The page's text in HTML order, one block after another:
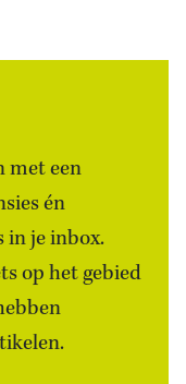
met een
én
in je inbox.
op het gebied